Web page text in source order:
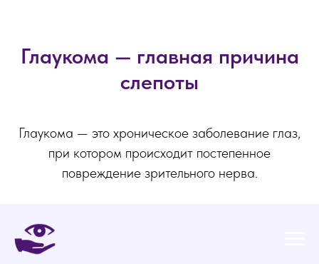
Глаукома — главная причина
слепоты
Глаукома — это хроническое заболевание глаз,
при котором происходит постепенное
повреждение зрительного нерва.